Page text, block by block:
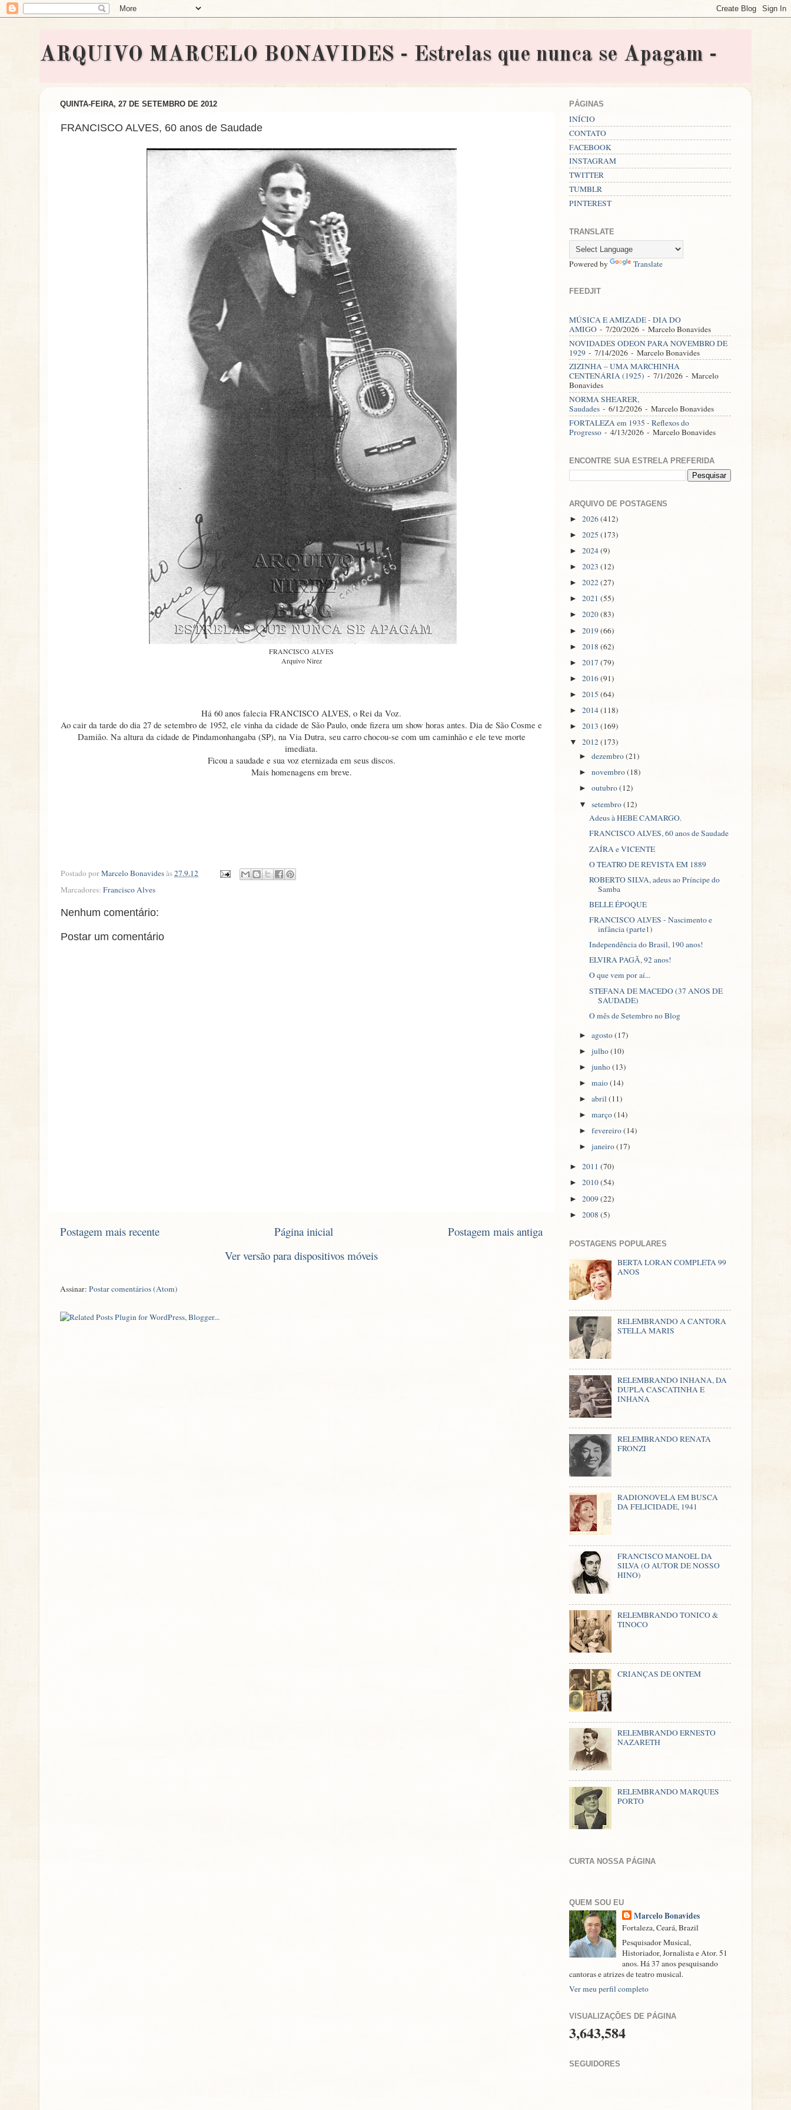
ARQUIVO MARCELO BONAVIDES - Estrelas que nunca se Apagam -
QUINTA-FEIRA, 27 DE SETEMBRO DE 2012
FRANCISCO ALVES, 60 anos de Saudade
FRANCISCO ALVES
Arquivo Nirez
Há 60 anos falecia FRANCISCO ALVES, o Rei da Voz.
Ao cair da tarde do dia 27 de setembro de 1952, ele vinha da cidade de São Paulo, onde fizera um show horas antes. Dia de São Cosme e
Damião. Na altura da cidade de Pindamonhangaba (SP), na Via Dutra, seu carro chocou-se com um caminhão e ele teve morte
imediata.
Ficou a saudade e sua voz eternizada em seus discos.
Mais homenagens em breve.
Postado porMarcelo Bonavidesàs27.9.12
Marcadores: Francisco Alves
Nenhum comentário:
Postar um comentário
Postagem mais recente Postagem mais antiga
Página inicial
Ver versão para dispositivos móveis
Assinar: Postar comentários (Atom)
PÁGINAS
INÍCIO
CONTATO
FACEBOOK
INSTAGRAM
TWITTER
TUMBLR
PINTEREST
TRANSLATE
Powered by Translate
FEEDJIT
MÚSICA E AMIZADE - DIA DO
AMIGO - 7/20/2026 - Marcelo Bonavides
NOVIDADES ODEON PARA NOVEMBRO DE
1929 - 7/14/2026 - Marcelo Bonavides
ZIZINHA – UMA MARCHINHA
CENTENÁRIA (1925) - 7/1/2026 - Marcelo
Bonavides
NORMA SHEARER,
Saudades - 6/12/2026 - Marcelo Bonavides
FORTALEZA em 1935 - Reflexos do
Progresso - 4/13/2026 - Marcelo Bonavides
ENCONTRE SUA ESTRELA PREFERIDA
ARQUIVO DE POSTAGENS
► 2026(412)
► 2025 (173)
► 2024(9)
► 2023 (12)
► 2022(27)
► 2021 (55)
► 2020(83)
► 2019(66)
► 2018 (62)
► 2017 (79)
► 2016(91)
► 2015 (64)
► 2014(118)
► 2013 (169)
▼ 2012(173)
►dezembro(21)
►novembro(18)
►outubro(12)
▼setembro(12)
Adeus à HEBE CAMARGO.
FRANCISCO ALVES, 60 anos de Saudade
ZAÍRA e VICENTE
O TEATRO DE REVISTA EM 1889
ROBERTO SILVA, adeus ao Príncipe do
Samba
BELLE ÉPOQUE
FRANCISCO ALVES - Nascimento e
infância (parte1)
Independência do Brasil, 190 anos!
ELVIRA PAGÃ, 92 anos!
O que vem por aí...
STEFANA DE MACEDO (37 ANOS DE
SAUDADE)
O mês de Setembro no Blog
►agosto(17)
►julho(10)
►junho(13)
►maio(14)
►abril(11)
►março(14)
►fevereiro(14)
►janeiro(17)
► 2011 (70)
► 2010(54)
► 2009(22)
► 2008 (5)
POSTAGENS POPULARES
BERTA LORAN COMPLETA 99
ANOS
RELEMBRANDO A CANTORA
STELLA MARIS
RELEMBRANDO INHANA, DA
DUPLA CASCATINHA E
INHANA
RELEMBRANDO RENATA
FRONZI
RADIONOVELA EM BUSCA
DA FELICIDADE, 1941
FRANCISCO MANOEL DA
SILVA (O AUTOR DE NOSSO
HINO)
RELEMBRANDO TONICO &
TINOCO
CRIANÇAS DE ONTEM
RELEMBRANDO ERNESTO
NAZARETH
RELEMBRANDO MARQUES
PORTO
CURTA NOSSA PÁGINA
QUEM SOU EU
Marcelo Bonavides
Fortaleza, Ceará, Brazil
Pesquisador Musical,
Historiador, Jornalista e Ator. 51
anos. Há 37 anos pesquisando
cantoras e atrizes de teatro musical.
Ver meu perfil completo
VISUALIZAÇÕES DE PÁGINA
3,643,584
SEGUIDORES